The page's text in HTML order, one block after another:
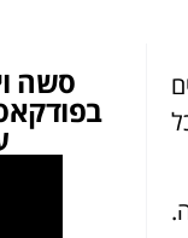
סשה